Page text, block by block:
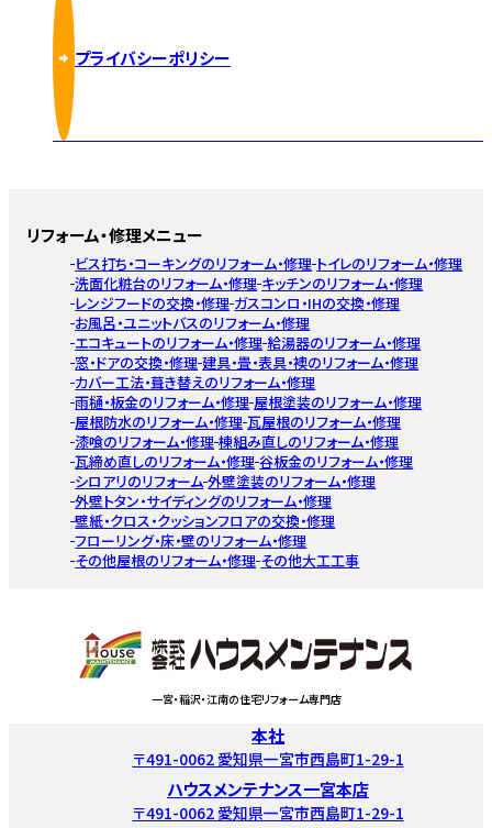
プライバシーポリシー
リフォーム・修理メニュー
ビス打ち・コーキングのリフォーム・修理 トイレのリフォーム・修理
洗面化粧台のリフォーム・修理 キッチンのリフォーム・修理
レンジフードの交換・修理 ガスコンロ・IHの交換・修理
お風呂・ユニットバスのリフォーム・修理
エコキュートのリフォーム・修理 給湯器のリフォーム・修理
窓・ドアの交換・修理 建具・畳・表具・襖のリフォーム・修理
カバー工法・葺き替えのリフォーム・修理
雨樋・板金のリフォーム・修理 屋根塗装のリフォーム・修理
屋根防水のリフォーム・修理 瓦屋根のリフォーム・修理
漆喰のリフォーム・修理 棟組み直しのリフォーム・修理
瓦締め直しのリフォーム・修理 谷板金のリフォーム・修理
シロアリのリフォーム 外壁塗装のリフォーム・修理
外壁トタン・サイディングのリフォーム・修理
壁紙・クロス・クッションフロアの交換・修理
フローリング・床・壁のリフォーム・修理
その他屋根のリフォーム・修理 その他大工工事
一宮・稲沢・江南の住宅リフォーム専門店
本社
〒491-0062 愛知県一宮市西島町1-29-1
ハウスメンテナンス一宮本店
〒491-0062 愛知県一宮市西島町1-29-1